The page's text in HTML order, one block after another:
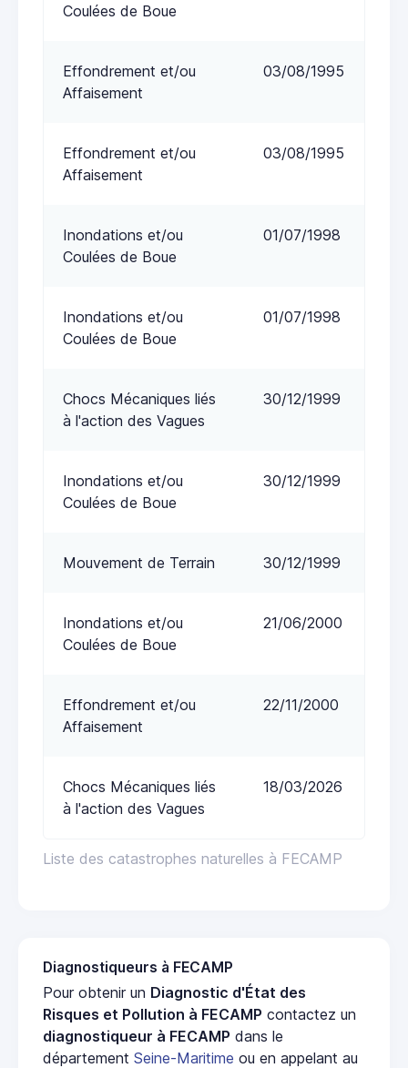
Liste des catastrophes naturelles à FECAMP
Coulées de Boue
Effondrement et/ou
Affaisement
03/08/1995
Effondrement et/ou
Affaisement
03/08/1995
Inondations et/ou
Coulées de Boue
01/07/1998
Inondations et/ou
Coulées de Boue
01/07/1998
Chocs Mécaniques liés
à l'action des Vagues
30/12/1999
Inondations et/ou
Coulées de Boue
30/12/1999
Mouvement de Terrain 30/12/1999
Inondations et/ou
Coulées de Boue
21/06/2000
Effondrement et/ou
Affaisement
22/11/2000
Chocs Mécaniques liés
à l'action des Vagues
18/03/2026
Diagnostiqueurs à FECAMP
Pour obtenir un Diagnostic d'État des
Risques et Pollution à FECAMP contactez un
diagnostiqueur à FECAMP dans le
département Seine-Maritime ou en appelant au